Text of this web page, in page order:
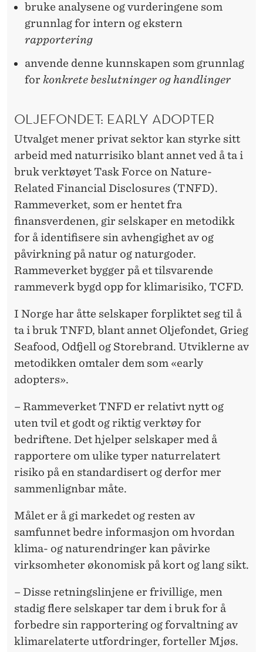
bruke analysene og vurderingene som
grunnlag for intern og ekstern
rapportering
anvende denne kunnskapen som grunnlag
for konkrete beslutninger og handlinger
OLJEFONDET: EARLY ADOPTER
Utvalget mener privat sektor kan styrke sitt
arbeid med naturrisiko blant annet ved å ta i
bruk verktøyet Task Force on Nature-
Related Financial Disclosures (TNFD).
Rammeverket, som er hentet fra
finansverdenen, gir selskaper en metodikk
for å identifisere sin avhengighet av og
påvirkning på natur og naturgoder.
Rammeverket bygger på et tilsvarende
rammeverk bygd opp for klimarisiko, TCFD.
I Norge har åtte selskaper forpliktet seg til å
ta i bruk TNFD, blant annet Oljefondet, Grieg
Seafood, Odfjell og Storebrand. Utviklerne av
metodikken omtaler dem som «early
adopters».
– Rammeverket TNFD er relativt nytt og
uten tvil et godt og riktig verktøy for
bedriftene. Det hjelper selskaper med å
rapportere om ulike typer naturrelatert
risiko på en standardisert og derfor mer
sammenlignbar måte.
Målet er å gi markedet og resten av
samfunnet bedre informasjon om hvordan
klima- og naturendringer kan påvirke
virksomheter økonomisk på kort og lang sikt.
– Disse retningslinjene er frivillige, men
stadig flere selskaper tar dem i bruk for å
forbedre sin rapportering og forvaltning av
klimarelaterte utfordringer, forteller Mjøs.